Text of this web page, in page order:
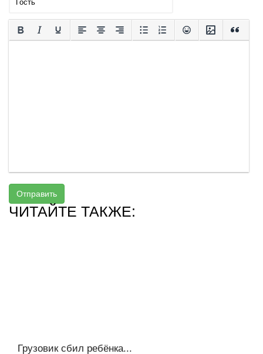
Отправить
ЧИТАЙТЕ ТАКЖЕ:
Грузовик сбил ребёнка...